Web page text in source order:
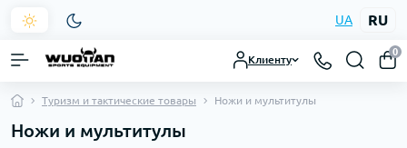
UA RU
Клиенту
0
Туризм и тактические товары Ножи и мультитулы
Ножи и мультитулы